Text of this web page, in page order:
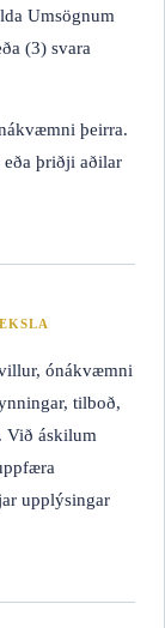
Umsögnum
(3) svara
þeirra.
eða þriðji aðilar
ónákvæmni
tilboð,
Við áskilum
upplýsingar